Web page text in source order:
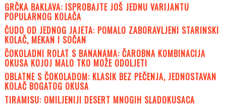
GRČKA BAKLAVA: ISPROBAJTE JOŠ JEDNU VARIJANTU
POPULARNOG KOLAČA
ČUDO OD JEDNOG JAJETA: POMALO ZABORAVLJENI STARINSKI
KOLAČ, MEKAN I SOČAN
ČOKOLADNI ROLAT S BANANAMA: ČAROBNA KOMBINACIJA
OKUSA KOJOJ MALO TKO MOŽE ODOLJETI
OBLATNE S ČOKOLADOM: KLASIK BEZ PEČENJA, JEDNOSTAVAN
KOLAČ BOGATOG OKUSA
TIRAMISU: OMILJENIJI DESERT MNOGIH SLADOKUSACA